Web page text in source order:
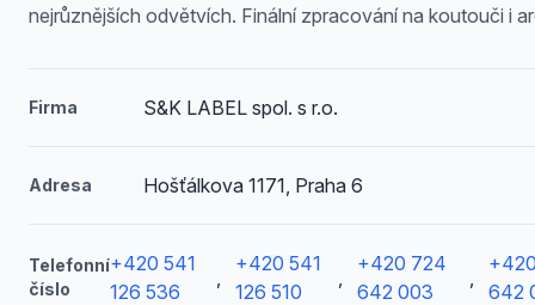
nejrůznějších odvětvích. Finální zpracování na koutouči i
Firma S&K LABEL spol. s r.o.
Adresa Hošťálkova 1171, Praha 6
Telefonní
číslo
+420 541
126 536
,
+420 541
126 510
,
+420 724
642 003
,
642